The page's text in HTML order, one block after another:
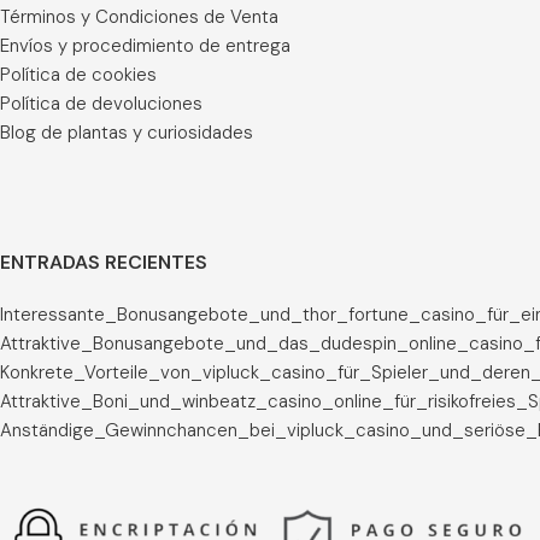
Términos y Condiciones de Venta
Envíos y procedimiento de entrega
Política de cookies
Política de devoluciones
Blog de plantas y curiosidades
ENTRADAS RECIENTES